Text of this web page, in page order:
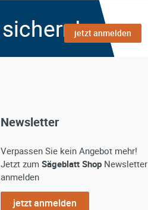
jetzt anmelden
Newsletter
Verpassen Sie kein Angebot mehr!
Jetzt zum Sägeblatt Shop Newsletter
anmelden
jetzt anmelden